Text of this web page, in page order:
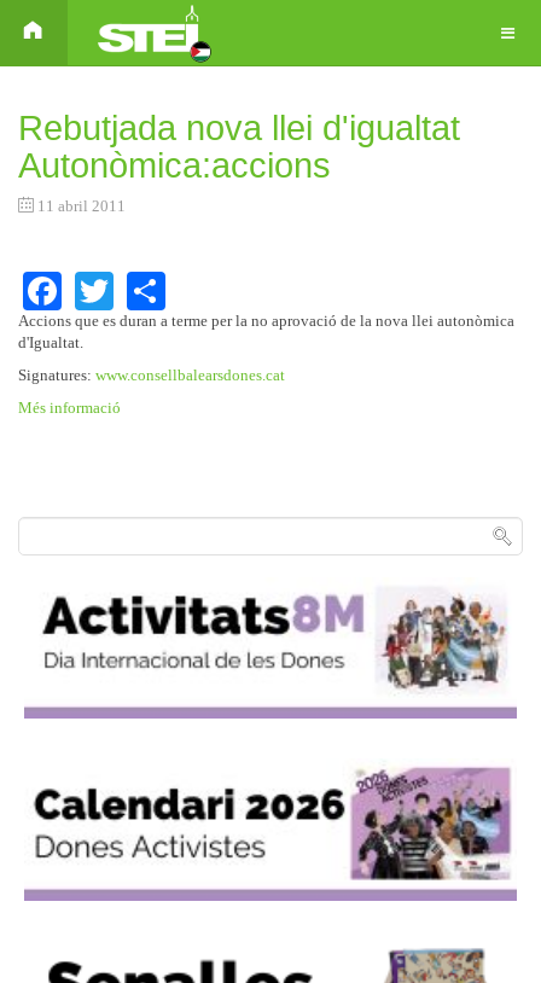
Rebutjada nova llei d'igualtat
Autonòmica:accions
11 abril 2011
Facebook
Twitter
Accions que es duran a terme per la no aprovació de la nova llei autonòmica
d'Igualtat.
Signatures: www.consellbalearsdones.cat
Més informació